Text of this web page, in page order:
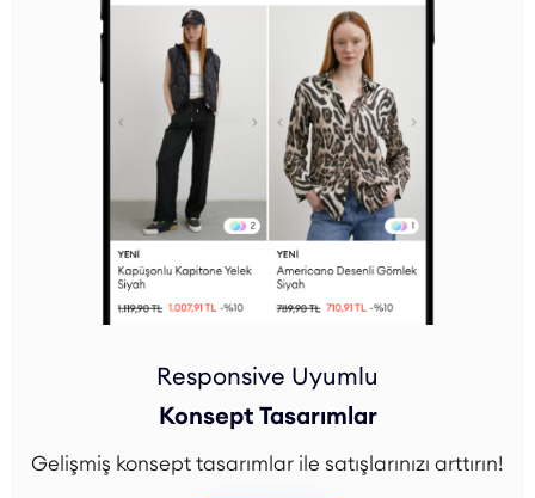
Responsive Uyumlu
Konsept Tasarımlar
Gelişmiş konsept tasarımlar ile satışlarınızı arttırın!